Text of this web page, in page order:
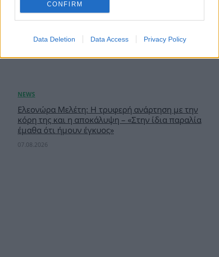
CONFIRM
Data Deletion Data Access Privacy Policy
Ελεονώρα Μελέτη: Η τρυφερή ανάρτηση με την
κόρη της και η αποκάλυψη – «Στην ίδια παραλία
έμαθα ότι ήμουν έγκυος»
07.08.2026